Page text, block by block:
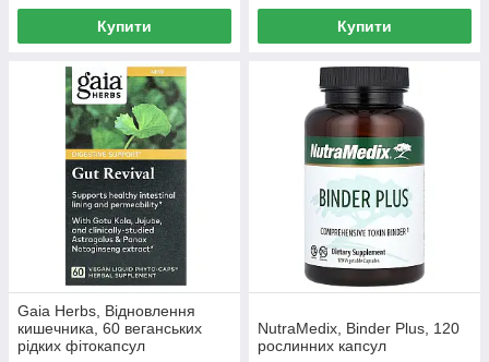
Купити Купити
Gaia Herbs, Відновлення
кишечника, 60 веганських
рідких фітокапсул
NutraMedix, Binder Plus, 120
рослинних капсул